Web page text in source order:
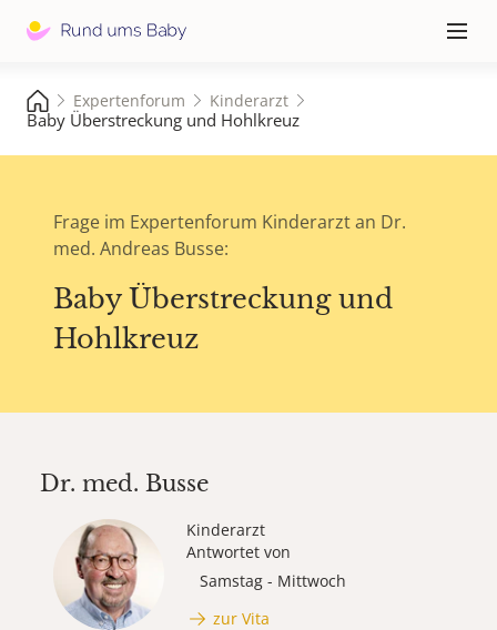
≡
Expertenforum Kinderarzt
Baby Überstreckung und Hohlkreuz
Frage im Expertenforum Kinderarzt an Dr.
med. Andreas Busse:
Baby Überstreckung und
Hohlkreuz
Dr. med. Busse
Kinderarzt
Antwortet von
Samstag - Mittwoch
zur Vita